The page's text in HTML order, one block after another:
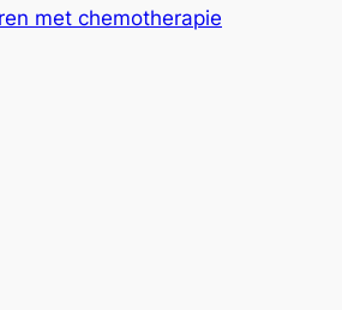
met chemotherapie